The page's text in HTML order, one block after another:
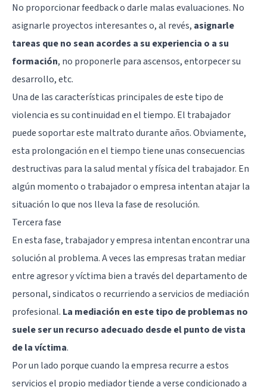
No proporcionar feedback o darle malas evaluaciones. No
asignarle proyectos interesantes o, al revés, asignarle
tareas que no sean acordes a su experiencia o a su
formación, no proponerle para ascensos, entorpecer su
desarrollo, etc.
Una de las características principales de este tipo de
violencia es su continuidad en el tiempo. El trabajador
puede soportar este maltrato durante años. Obviamente,
esta prolongación en el tiempo tiene unas consecuencias
destructivas para la salud mental y física del trabajador. En
algún momento o trabajador o empresa intentan atajar la
situación lo que nos lleva la fase de resolución.
Tercera fase
En esta fase, trabajador y empresa intentan encontrar una
solución al problema. A veces las empresas tratan mediar
entre agresor y víctima bien a través del departamento de
personal, sindicatos o recurriendo a servicios de mediación
profesional. La mediación en este tipo de problemas no
suele ser un recurso adecuado desde el punto de vista
de la víctima.
Por un lado porque cuando la empresa recurre a estos
servicios el propio mediador tiende a verse condicionado a